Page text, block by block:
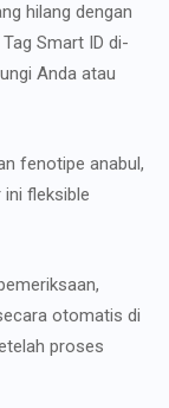
hilang dengan
Smart ID di-
Anda atau
fenotipe anabul,
fleksible
otomatis di
proses